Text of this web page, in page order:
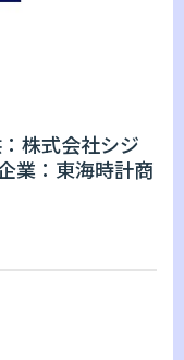
株式会社シジ
業：東海時計商